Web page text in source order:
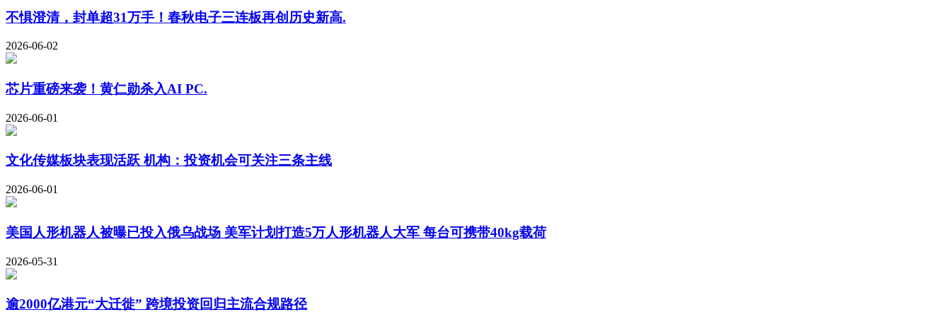
不惧澄清，封单超31万手！春秋电子三连板再创历史新高.
2026-06-02
芯片重磅来袭！黄仁勋杀入AI PC.
2026-06-01
文化传媒板块表现活跃 机构：投资机会可关注三条主线
2026-06-01
美国人形机器人被曝已投入俄乌战场 美军计划打造5万人形机器人大军 每台可携带40kg载荷
2026-05-31
逾2000亿港元“大迁徙” 跨境投资回归主流合规路径